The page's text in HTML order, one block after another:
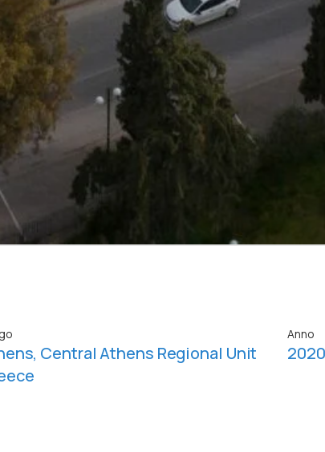
Central Athens Regional Unit
Anno
2020